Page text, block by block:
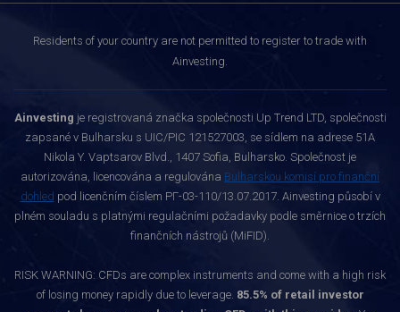
Residents of your country are not permitted to register to trade with
Ainvesting.
Ainvesting je registrovaná značka společnosti Up Trend LTD, společnosti
zapsané v Bulharsku s UIC/PIC 121527003, se sídlem na adrese 51A
Nikola Y. Vaptsarov Blvd., 1407 Sofia, Bulharsko. Společnost je
autorizována, licencována a regulována Bulharskou komisí pro finanční
dohled pod licenčním číslem РГ-03-110/13.07.2017. Ainvesting působí v
plném souladu s platnými regulačními požadavky podle směrnice o trzích
finančních nástrojů (MiFID).
RISK WARNING: CFDs are complex instruments and come with a high risk
of losing money rapidly due to leverage. 85.5% of retail investor